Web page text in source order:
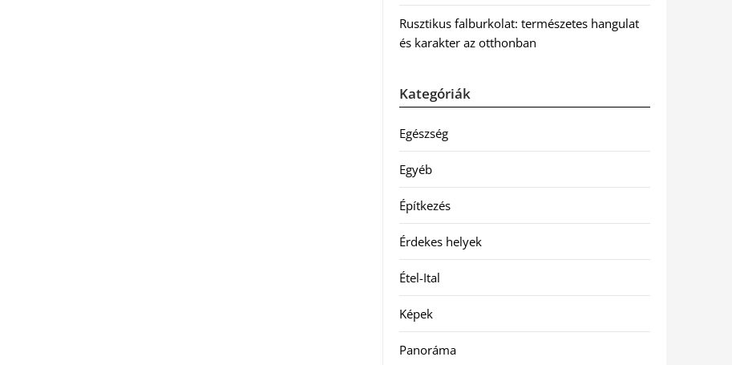
Rusztikus falburkolat: természetes hangulat
és karakter az otthonban
Kategóriák
Egészség
Egyéb
Építkezés
Érdekes helyek
Étel-Ital
Képek
Panoráma